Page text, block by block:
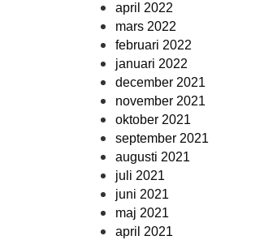
april 2022
mars 2022
februari 2022
januari 2022
december 2021
november 2021
oktober 2021
september 2021
augusti 2021
juli 2021
juni 2021
maj 2021
april 2021